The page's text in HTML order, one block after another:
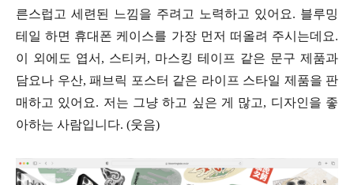
른스럽고 세련된 느낌을 주려고 노력하고 있어요. 블루밍
테일 하면 휴대폰 케이스를 가장 먼저 떠올려 주시는데요.
이 외에도 엽서, 스티커, 마스킹 테이프 같은 문구 제품과
담요나 우산, 패브릭 포스터 같은 라이프 스타일 제품을 판
매하고 있어요. 저는 그냥 하고 싶은 게 많고, 디자인을 좋
아하는 사람입니다. (웃음)